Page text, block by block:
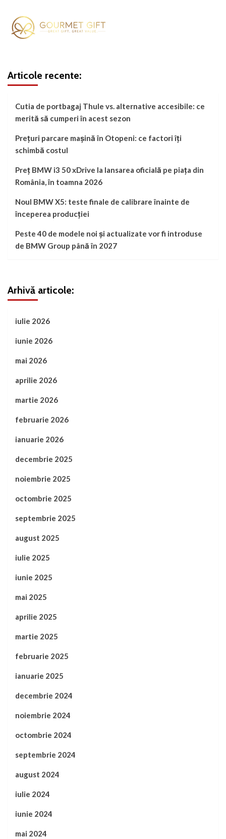
Articole recente:
Cutia de portbagaj Thule vs. alternative accesibile: ce
merită să cumperi în acest sezon
Prețuri parcare mașină în Otopeni: ce factori îți
schimbă costul
Preț BMW i3 50 xDrive la lansarea oficială pe piața din
România, în toamna 2026
Noul BMW X5: teste finale de calibrare înainte de
începerea producției
Peste 40 de modele noi și actualizate vor fi introduse
de BMW Group până în 2027
Arhivă articole:
iulie 2026
iunie 2026
mai 2026
aprilie 2026
martie 2026
februarie 2026
ianuarie 2026
decembrie 2025
noiembrie 2025
octombrie 2025
septembrie 2025
august 2025
iulie 2025
iunie 2025
mai 2025
aprilie 2025
martie 2025
februarie 2025
ianuarie 2025
decembrie 2024
noiembrie 2024
octombrie 2024
septembrie 2024
august 2024
iulie 2024
iunie 2024
mai 2024